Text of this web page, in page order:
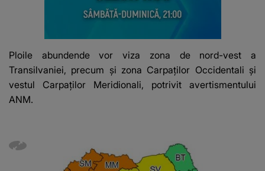
Ploile abundende vor viza zona de nord-vest a
Transilvaniei, precum și zona Carpaților Occidentali și
vestul Carpaților Meridionali, potrivit avertismentului
ANM.